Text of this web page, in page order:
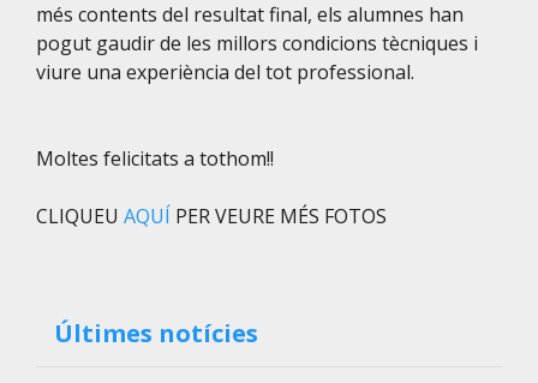
més contents del resultat final, els alumnes han
pogut gaudir de les millors condicions tècniques i
viure una experiència del tot professional.
Moltes felicitats a tothom!!
CLIQUEU AQUÍ PER VEURE MÉS FOTOS
Últimes notícies